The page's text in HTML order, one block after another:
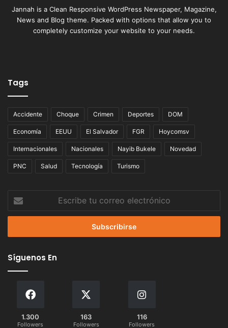
Jannah is a Clean Responsive WordPress Newspaper, Magazine,
News and Blog theme. Packed with options that allow you to
completely customize your website to your needs.
Tags
Accidente Choque Crimen Deportes DOM
Economía EEUU El Salvador FGR Hoycomsv
Internacionales Nacionales Nayib Bukele Novedad
PNC Salud Tecnología Turismo
Escribe
tu
correo
Síguenos En
1.300
Followers
163
Followers
116
Followers